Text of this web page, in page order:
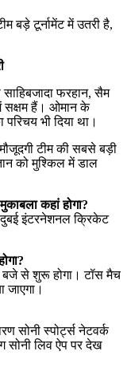
बड़े टूर्नामेंट में उतरी है,
फरहान, सैम
सक्षम हैं। ओमान के
भी दिया था।
टीम की सबसे बड़ी
को मुश्किल में डाल
कहां होगा?
दुबई इंटरनेशनल क्रिकेट
बजे से शुरू होगा। टॉस मैच
सोनी स्पोर्ट्स नेटवर्क
सोनी लिव ऐप पर देख